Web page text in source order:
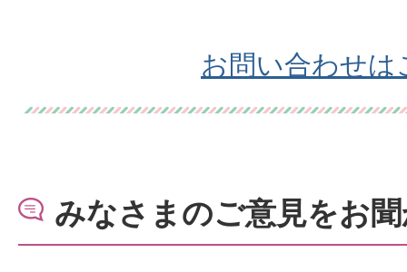
お問い合わせは
みなさまのご意見をお